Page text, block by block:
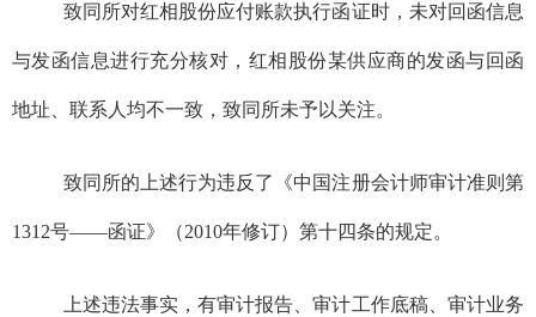
致同所对红相股份应付账款执行函证时，未对回函信息
与发函信息进行充分核对，红相股份某供应商的发函与回函
地址、联系人均不一致，致同所未予以关注。
致同所的上述行为违反了《中国注册会计师审计准则第
1312号——函证》（2010年修订）第十四条的规定。
上述违法事实，有审计报告、审计工作底稿、审计业务